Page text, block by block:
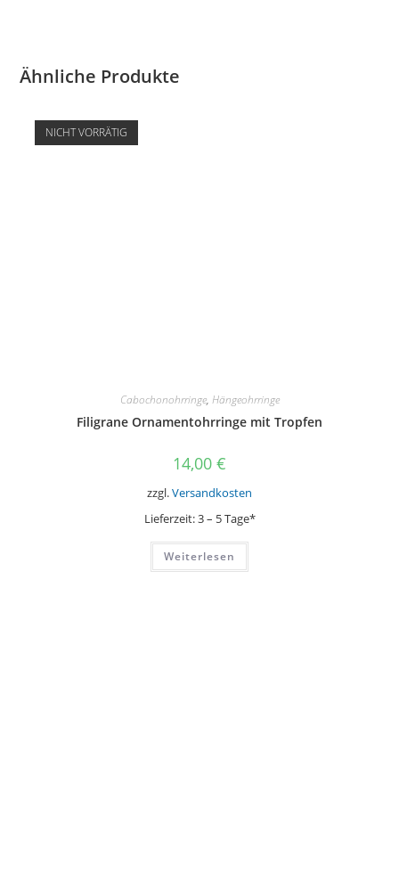
Ähnliche Produkte
NICHT VORRÄTIG
Cabochonohrringe, Hängeohrringe
Filigrane Ornamentohrringe mit Tropfen
14,00 €
zzgl.Versandkosten
Lieferzeit:3 – 5 Tage*
Weiterlesen